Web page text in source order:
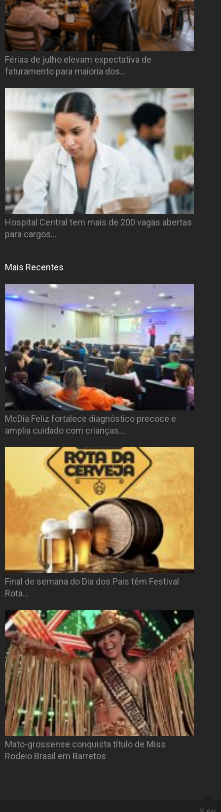
Férias de julho elevam expectativa de
faturamento para maioria dos…
Hospital Central tem mais de 200 vagas abertas
para cargos…
Mais Recentes
McDia Feliz fortalece diagnóstico precoce e
amplia cuidado com crianças…
Final de semana do Dia dos Pais têm Festival
Rota…
Mato-grossense conquista título de Miss
Rodeio Brasil em Barretos